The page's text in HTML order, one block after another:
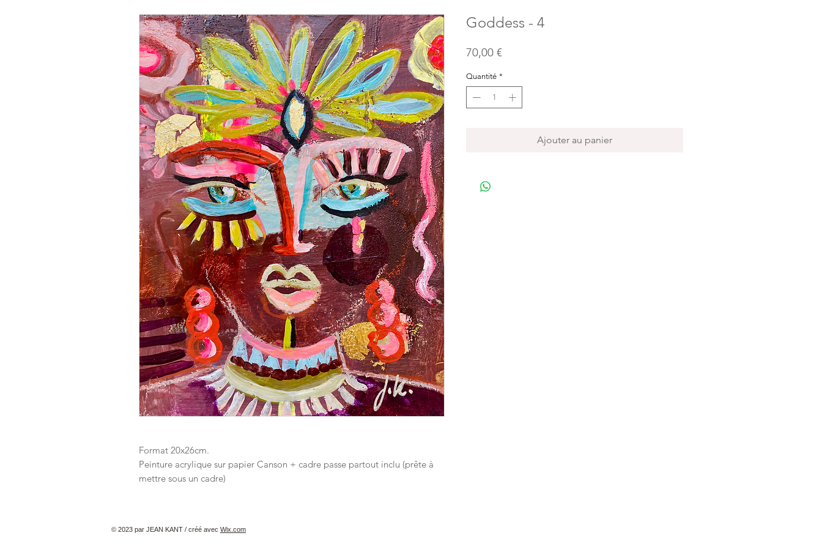
Format 20x26cm.
​​​​​​​Peinture acrylique sur papier Canson + cadre passe partout inclu (prête à
mettre sous un cadre)
Goddess - 4
70,00 €Prix
Quantité *
Ajouter au panier
© 2023 par JEAN KANT / créé avec Wix.com